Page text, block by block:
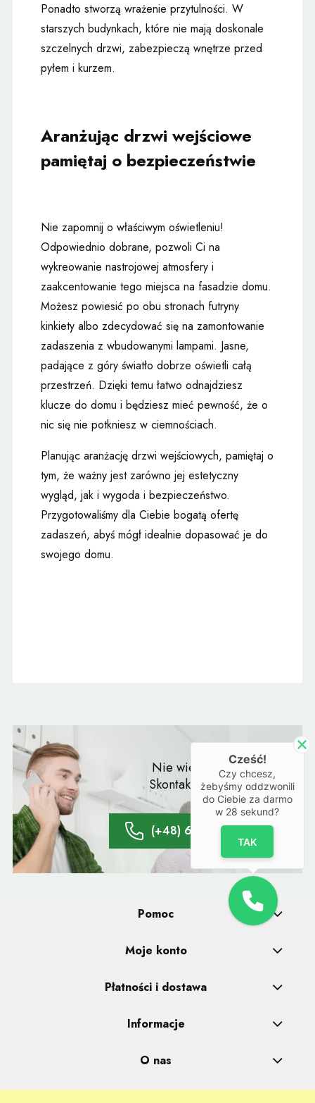
Ponadto stworzą wrażenie przytulności. W
starszych budynkach, które nie mają doskonale
szczelnych drzwi, zabezpieczą wnętrze przed
pyłem i kurzem.
Aranżując drzwi wejściowe
pamiętaj o bezpieczeństwie
Nie zapomnij o właściwym oświetleniu!
Odpowiednio dobrane, pozwoli Ci na
wykreowanie nastrojowej atmosfery i
zaakcentowanie tego miejsca na fasadzie domu.
Możesz powiesić po obu stronach futryny
kinkiety albo zdecydować się na zamontowanie
zadaszenia z wbudowanymi lampami. Jasne,
padające z góry światło dobrze oświetli całą
przestrzeń. Dzięki temu łatwo odnajdziesz
klucze do domu i będziesz mieć pewność, że o
nic się nie potkniesz w ciemnościach.
Planując aranżację drzwi wejściowych, pamiętaj o
tym, że ważny jest zarówno jej estetyczny
wygląd, jak i wygoda i bezpieczeństwo.
Przygotowaliśmy dla Ciebie bogatą ofertę
zadaszeń, abyś mógł idealnie dopasować je do
swojego domu.
Nie wiesz co wybrać?
Skontaktuj się z naszym
doradcą:
(+48) 61 428 20 66
Pomoc
Moje konto
Płatności i dostawa
Informacje
O nas
Cześć!
Czy chcesz,
żebyśmy oddzwonili
do Ciebie za darmo
w 28 sekund?
TAK